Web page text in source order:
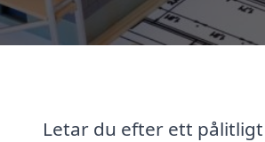
Letar du efter ett